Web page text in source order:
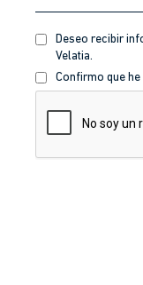
Recibir
información
Deseo recibir
Velatia.
Política
de
privacidad
Confirmo que
CAPTCHA